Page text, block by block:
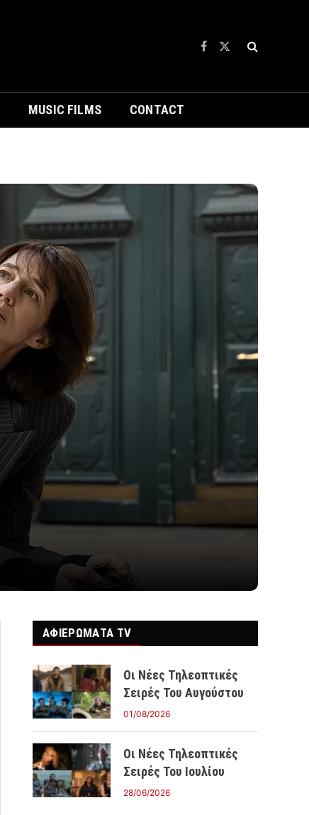
Facebook
X
MUSIC FILMS CONTACT
ΑΦΙΕΡΩΜΑΤΑ TV
Οι Νέες Τηλεοπτικές
Σειρές Του Αυγούστου
01/08/2026
Οι Νέες Τηλεοπτικές
Σειρές Του Ιουλίου
28/06/2026